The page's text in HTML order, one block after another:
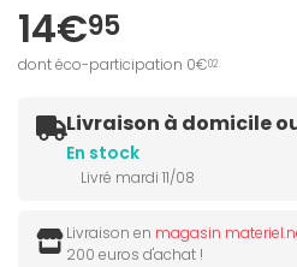
14€95
dont éco-participation 0€02
Livraison à domicile
En stock
Livré mardi 11/08
Livraison en magasin
200 euros d'achat !